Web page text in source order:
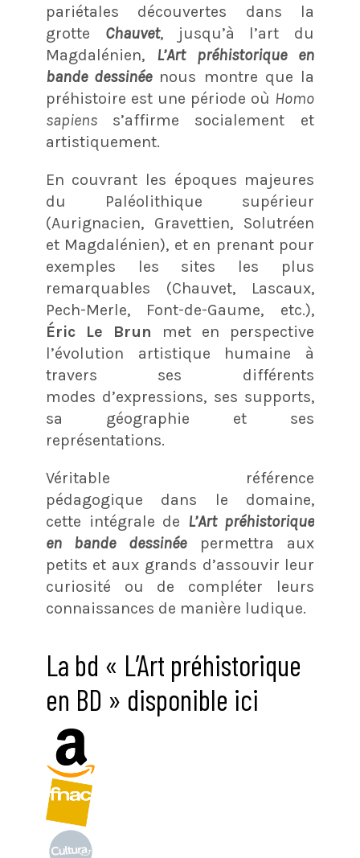
pariétales découvertes dans la
grotte Chauvet, jusqu’à l’art du
Magdalénien, L’Art préhistorique en
bande dessinéenous montre que la
préhistoire est une période où Homo
sapiens s’affirme socialement et
artistiquement.
En couvrant les époques majeures
du Paléolithique supérieur
(Aurignacien, Gravettien, Solutréen
et Magdalénien), et en prenant pour
exemples les sites les plus
remarquables (Chauvet, Lascaux,
Pech-Merle, Font-de-Gaume, etc.),
Éric Le Brun met en perspective
l’évolution artistique humaine à
travers ses différents
modes d’expressions, ses supports,
sa géographie et ses
représentations.
Véritable référence
pédagogique dans le domaine,
cette intégrale de L’Art préhistorique
en bande dessinée
permettra aux
petits et aux grands d’assouvir leur
curiosité ou de compléter leurs
connaissances de manière ludique.
La bd « L’Art préhistorique
en BD » disponible ici